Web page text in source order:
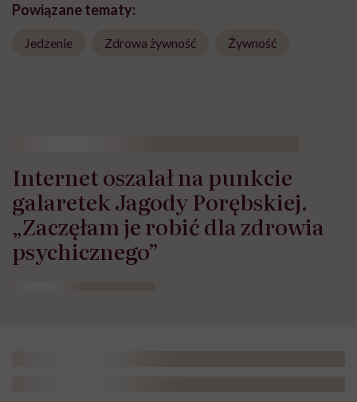
Powiązane tematy:
Jedzenie Zdrowa żywność Żywność
Internet oszalał na punkcie
galaretek Jagody Porębskiej.
„Zaczęłam je robić dla zdrowia
psychicznego”